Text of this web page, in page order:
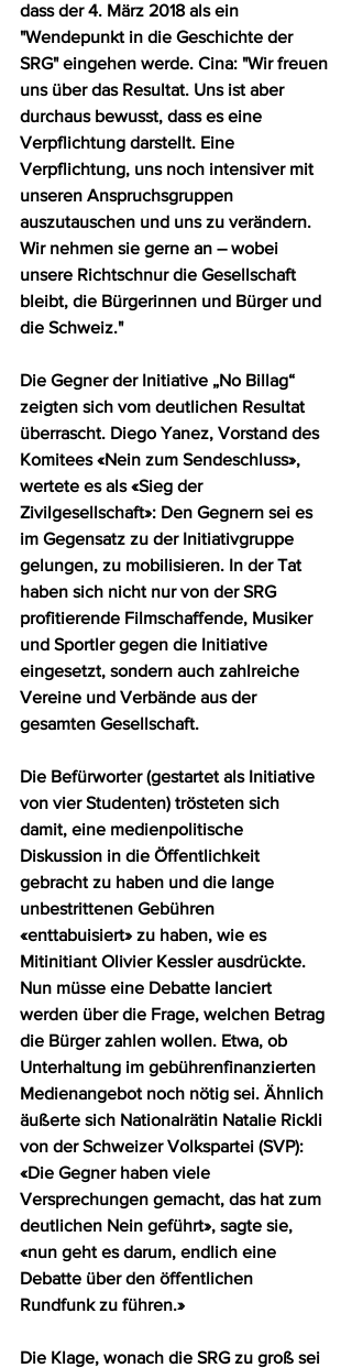
dass der 4. März 2018 als ein
"Wendepunkt in die Geschichte der
SRG" eingehen werde. Cina: "Wir freuen
uns über das Resultat. Uns ist aber
durchaus bewusst, dass es eine
Verpflichtung darstellt. Eine
Verpflichtung, uns noch intensiver mit
unseren Anspruchsgruppen
auszutauschen und uns zu verändern.
Wir nehmen sie gerne an – wobei
unsere Richtschnur die Gesellschaft
bleibt, die Bürgerinnen und Bürger und
die Schweiz."
Die Gegner der Initiative „No Billag“
zeigten sich vom deutlichen Resultat
überrascht. Diego Yanez, Vorstand des
Komitees «Nein zum Sendeschluss»,
wertete es als «Sieg der
Zivilgesellschaft»: Den Gegnern sei es
im Gegensatz zu der Initiativgruppe
gelungen, zu mobilisieren. In der Tat
haben sich nicht nur von der SRG
profitierende Filmschaffende, Musiker
und Sportler gegen die Initiative
eingesetzt, sondern auch zahlreiche
Vereine und Verbände aus der
gesamten Gesellschaft.
Die Befürworter (gestartet als Initiative
von vier Studenten) trösteten sich
damit, eine medienpolitische
Diskussion in die Öffentlichkeit
gebracht zu haben und die lange
unbestrittenen Gebühren
«enttabuisiert» zu haben, wie es
Mitinitiant Olivier Kessler ausdrückte.
Nun müsse eine Debatte lanciert
werden über die Frage, welchen Betrag
die Bürger zahlen wollen. Etwa, ob
Unterhaltung im gebührenfinanzierten
Medienangebot noch nötig sei. Ähnlich
äußerte sich Nationalrätin Natalie Rickli
von der Schweizer Volkspartei (SVP):
«Die Gegner haben viele
Versprechungen gemacht, das hat zum
deutlichen Nein geführt», sagte sie,
«nun geht es darum, endlich eine
Debatte über den öffentlichen
Rundfunk zu führen.»
Die Klage, wonach die SRG zu groß sei